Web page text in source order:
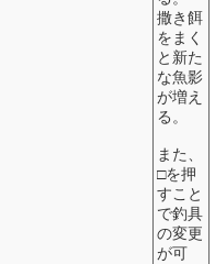
撒き餌
をまく
と新た
な魚影
が増え
る。
また、
□を押
すこと
で釣具
の変更
が可